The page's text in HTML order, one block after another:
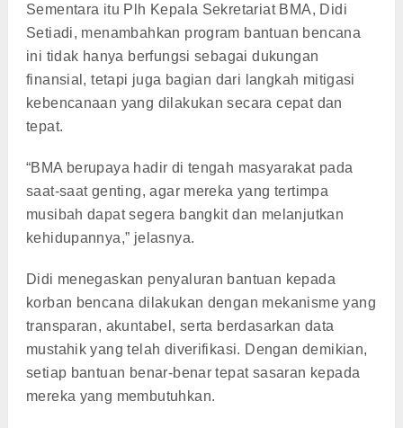
Sementara itu Plh Kepala Sekretariat BMA, Didi
Setiadi, menambahkan program bantuan bencana
ini tidak hanya berfungsi sebagai dukungan
finansial, tetapi juga bagian dari langkah mitigasi
kebencanaan yang dilakukan secara cepat dan
tepat.
“BMA berupaya hadir di tengah masyarakat pada
saat-saat genting, agar mereka yang tertimpa
musibah dapat segera bangkit dan melanjutkan
kehidupannya,” jelasnya.
Didi menegaskan penyaluran bantuan kepada
korban bencana dilakukan dengan mekanisme yang
transparan, akuntabel, serta berdasarkan data
mustahik yang telah diverifikasi. Dengan demikian,
setiap bantuan benar-benar tepat sasaran kepada
mereka yang membutuhkan.